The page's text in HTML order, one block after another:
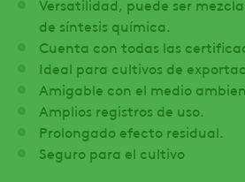
Versatilidad, puede ser
de síntesis química.
Cuenta con todas las
Ideal para cultivos de
Amigable con el medio
Amplios registros de uso.
Prolongado efecto residual.
Seguro para el cultivo